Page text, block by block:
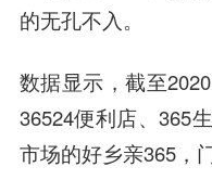
的无孔不入。
数据显示，截至
36524便利店、365
市场的好乡亲365，